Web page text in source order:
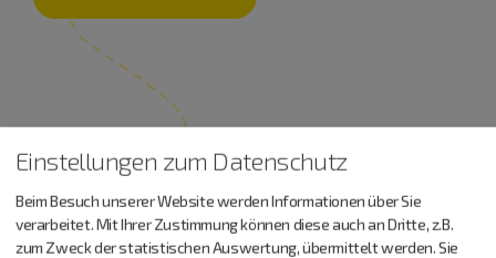
Urlaub machen, essen,
Einstellungen zum Datenschutz
Beim Besuch unserer Website werden Informationen über Sie
verarbeitet. Mit Ihrer Zustimmung können diese auch an Dritte, z.B.
zum Zweck der statistischen Auswertung, übermittelt werden. Sie